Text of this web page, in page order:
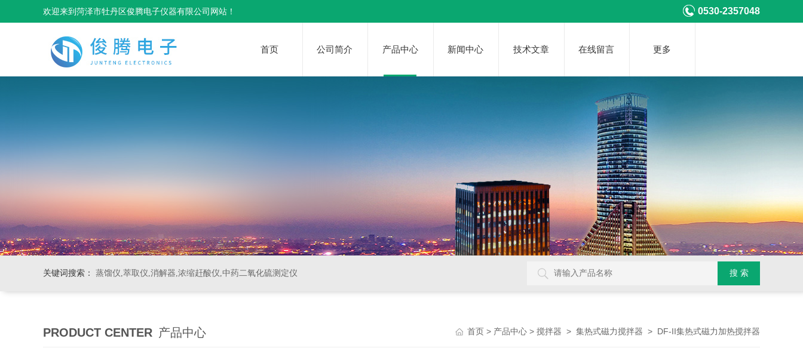
欢迎来到菏泽市牡丹区俊腾电子仪器有限公司网站！ 0530-2357048
首页 公司简介 产品中心 新闻中心 技术文章 在线留言 更多
关键词搜索： 蒸馏仪,萃取仪,消解器,浓缩赶酸仪,中药二氧化硫测定仪
PRODUCT CENTER 产品中心 首页 > 产品中心 > 搅拌器 > 集热式磁力搅拌器 > DF-II集热式磁力加热搅拌器